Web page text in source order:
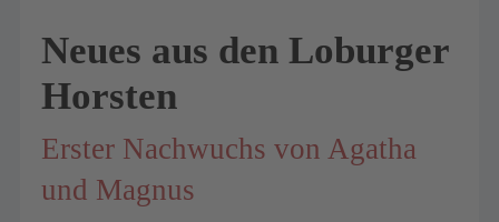
Neues aus den Loburger
Horsten
Erster Nachwuchs von Agatha
und Magnus